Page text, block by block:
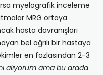
myelografik inceleme
MRG ortaya
hasta davranışları
bel ağrılı bir hastaya
en fazlasından 2-3
alıyorum ama bu arada